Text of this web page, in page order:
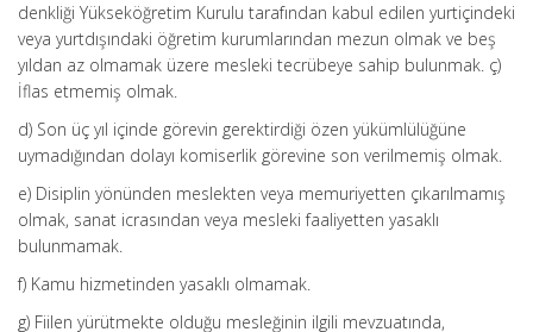
denkliği Yükseköğretim Kurulu tarafından kabul edilen yurtiçindeki
veya yurtdışındaki öğretim kurumlarından mezun olmak ve beş
yıldan az olmamak üzere mesleki tecrübeye sahip bulunmak. ç)
İflas etmemiş olmak.
d) Son üç yıl içinde görevin gerektirdiği özen yükümlülüğüne
uymadığından dolayı komiserlik görevine son verilmemiş olmak.
e) Disiplin yönünden meslekten veya memuriyetten çıkarılmamış
olmak, sanat icrasından veya mesleki faaliyetten yasaklı
bulunmamak.
f) Kamu hizmetinden yasaklı olmamak.
g) Fiilen yürütmekte olduğu mesleğinin ilgili mevzuatında,